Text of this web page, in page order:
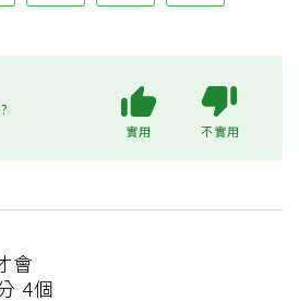
實用 不實用
會
4個